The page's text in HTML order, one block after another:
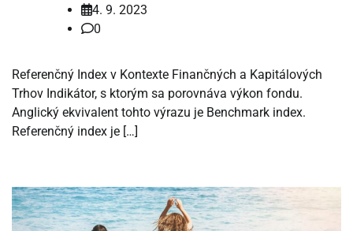
4. 9. 2023
0
Referenčný Index v Kontexte Finančných a Kapitálových
Trhov Indikátor, s ktorým sa porovnáva výkon fondu.
Anglický ekvivalent tohto výrazu je Benchmark index.
Referenčný index je […]